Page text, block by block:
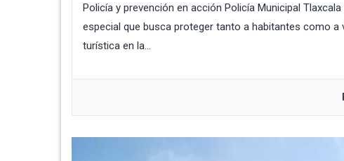
Policía y prevención en acción Policía Municipal
especial que busca proteger tanto a habitantes como
turística en la...